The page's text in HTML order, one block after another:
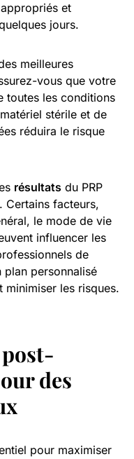
et
jours.
meilleures
vous que votre
toutes les conditions
stérile et de
réduira le risque
résultats du PRP
Certains facteurs,
le mode de vie
influencer les
de
personnalisé
minimiser les risques.
des
pour maximiser